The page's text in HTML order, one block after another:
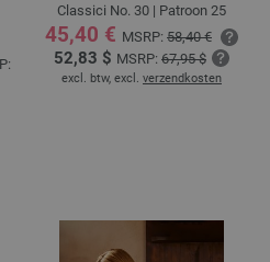
Classici No. 30 | Patroon 25
45,40 € MSRP: 58,40 €
52,83 $ MSRP: 67,95 $
excl. btw, excl. verzendkosten